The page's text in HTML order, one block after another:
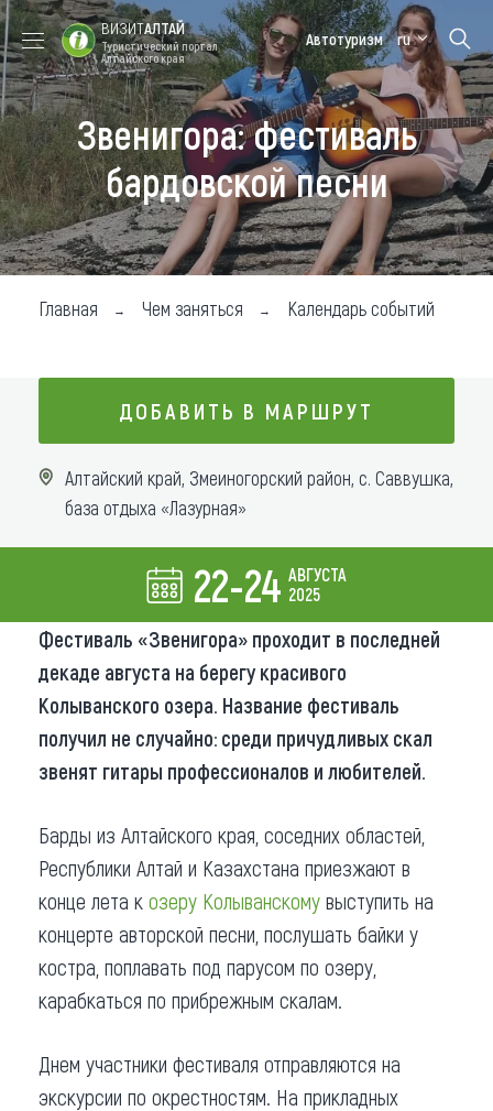
Форум VISIT
ALTAI
Цветение
маральника
Медицинский
форум
Алтайская
зимовка
Туры
Где побывать
Где поесть
Карта
Новости
Коллекция впечатлений
Другие рубрики
ВИЗИТАЛТАЙ
Туристический портал
Алтайского края
Автотуризм ru
Звенигора: фестиваль
бардовской песни
Главная Чем заняться Календарь событий
ДОБАВИТЬ В МАРШРУТ
ДОБАВИТЬ В МАРШРУТ
Алтайский край, Змеиногорский район, с. Саввушка,
база отдыха «Лазурная»
22-24 АВГУСТА
2025
Фестиваль «Звенигора» проходит в последней
декаде августа на берегу красивого
Колыванского озера. Название фестиваль
получил не случайно: среди причудливых скал
звенят гитары профессионалов и любителей.
Барды из Алтайского края, соседних областей,
Республики Алтай и Казахстана приезжают в
конце лета к озеру Колыванскому выступить на
концерте авторской песни, послушать байки у
костра, поплавать под парусом по озеру,
карабкаться по прибрежным скалам.
Днем участники фестиваля отправляются на
экскурсии по окрестностям. На прикладных